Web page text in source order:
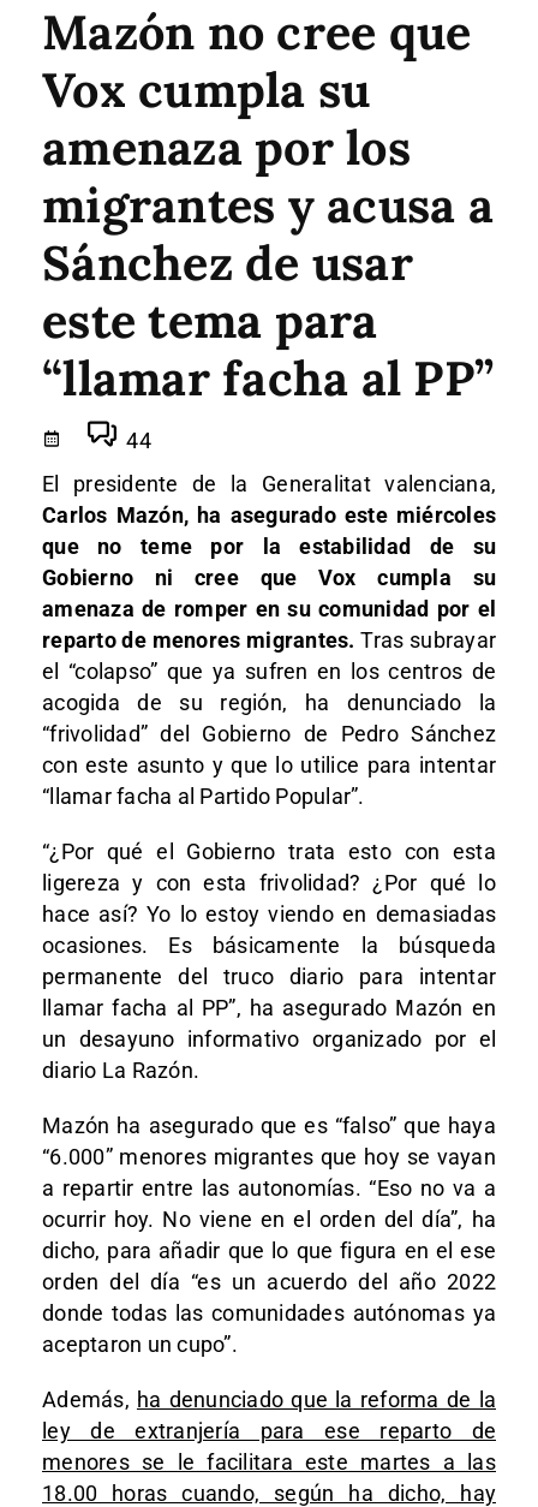
Mazón no cree que
Vox cumpla su
amenaza por los
migrantes y acusa a
Sánchez de usar
este tema para
“llamar facha al PP”
44
El presidente de la Generalitat valenciana,
Carlos Mazón, ha asegurado este miércoles
que no teme por la estabilidad de su
Gobierno ni cree que Vox cumpla su
amenaza de romper en su comunidad por el
reparto de menores migrantes. Tras subrayar
el “colapso” que ya sufren en los centros de
acogida de su región, ha denunciado la
“frivolidad” del Gobierno de Pedro Sánchez
con este asunto y que lo utilice para intentar
“llamar facha al Partido Popular”.
“¿Por qué el Gobierno trata esto con esta
ligereza y con esta frivolidad? ¿Por qué lo
hace así? Yo lo estoy viendo en demasiadas
ocasiones. Es básicamente la búsqueda
permanente del truco diario para intentar
llamar facha al PP”, ha asegurado Mazón en
un desayuno informativo organizado por el
diario La Razón.
Mazón ha asegurado que es “falso” que haya
“6.000” menores migrantes que hoy se vayan
a repartir entre las autonomías. “Eso no va a
ocurrir hoy. No viene en el orden del día”, ha
dicho, para añadir que lo que figura en el ese
orden del día “es un acuerdo del año 2022
donde todas las comunidades autónomas ya
aceptaron un cupo”.
Además, ha denunciado que la reforma de la
ley de extranjería para ese reparto de
menores se le facilitara este martes a las
18.00 horas cuando, según ha dicho, hay